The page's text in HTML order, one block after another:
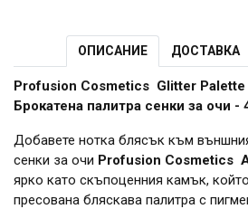
ОПИСАНИЕ ДОСТАВКА
Profusion Cosmetics Glitter Palette
Брокатена палитра сенки за очи -
Добавете нотка блясък към
сенки за очи Profusion Cosmetics
ярко като скъпоценния камък,
пресована бляскава палитра с